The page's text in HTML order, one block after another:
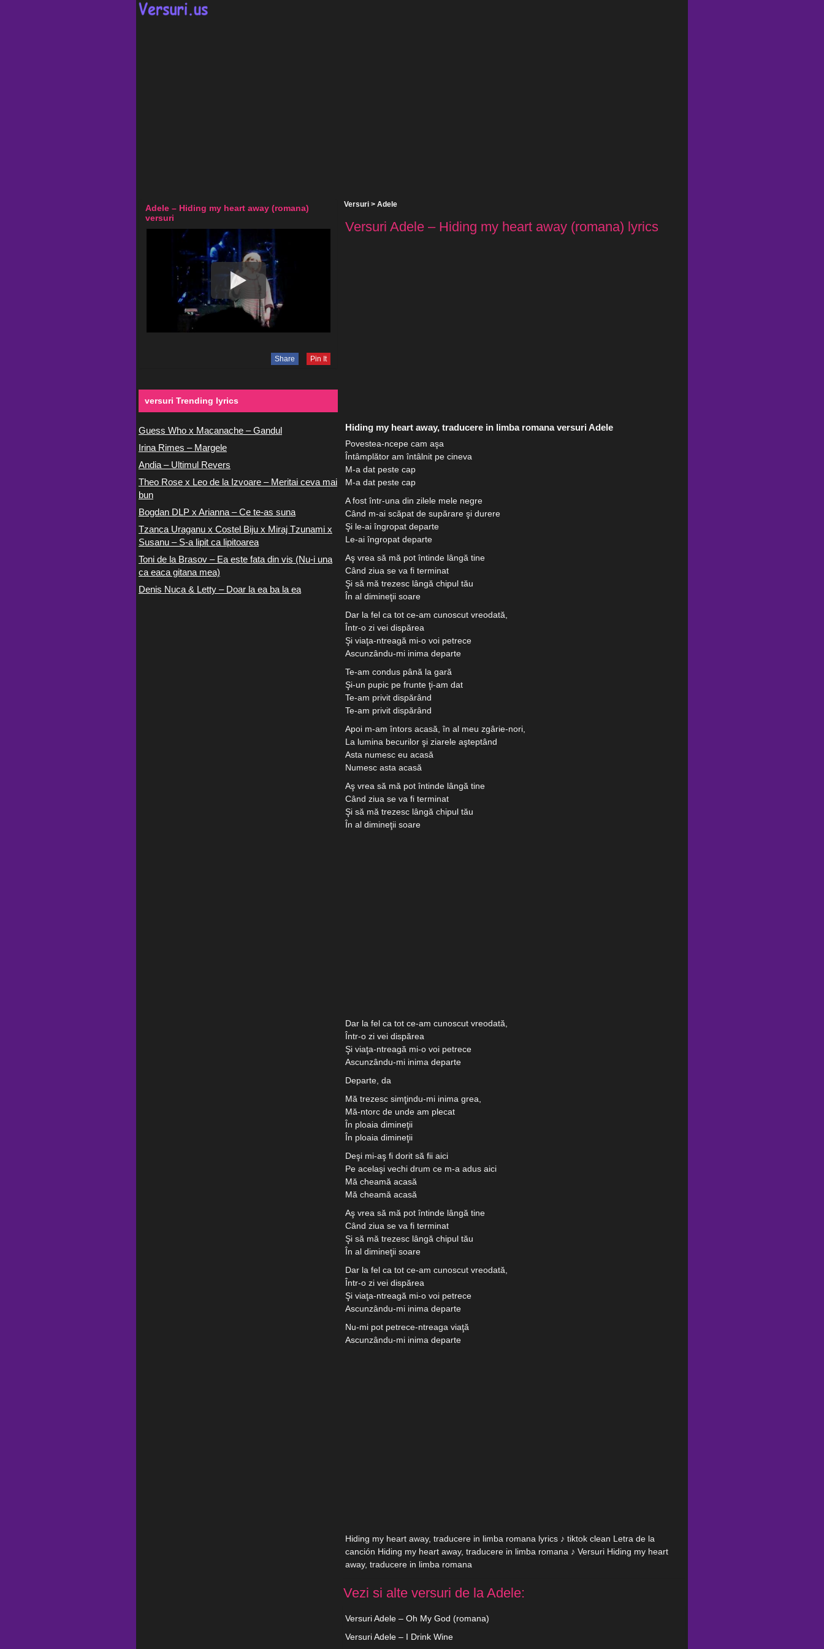
Versuri > Adele
Versuri Adele – Hiding my heart away (romana) lyrics
Hiding my heart away, traducere in limba romana versuri Adele
Povestea-ncepe cam aşa
Întâmplător am întâlnit pe cineva
M-a dat peste cap
M-a dat peste cap
A fost într-una din zilele mele negre
Când m-ai scăpat de supărare şi durere
Şi le-ai îngropat departe
Le-ai îngropat departe
Aş vrea să mă pot întinde lângă tine
Când ziua se va fi terminat
Şi să mă trezesc lângă chipul tău
În al dimineţii soare
Dar la fel ca tot ce-am cunoscut vreodată,
Într-o zi vei dispărea
Şi viaţa-ntreagă mi-o voi petrece
Ascunzându-mi inima departe
Te-am condus până la gară
Şi-un pupic pe frunte ţi-am dat
Te-am privit dispărând
Te-am privit dispărând
Apoi m-am întors acasă, în al meu zgârie-nori,
La lumina becurilor şi ziarele aşteptând
Asta numesc eu acasă
Numesc asta acasă
Aş vrea să mă pot întinde lângă tine
Când ziua se va fi terminat
Şi să mă trezesc lângă chipul tău
În al dimineţii soare
Dar la fel ca tot ce-am cunoscut vreodată,
Într-o zi vei dispărea
Şi viaţa-ntreagă mi-o voi petrece
Ascunzându-mi inima departe
Departe, da
Mă trezesc simţindu-mi inima grea,
Mă-ntorc de unde am plecat
În ploaia dimineţii
În ploaia dimineţii
Deşi mi-aş fi dorit să fii aici
Pe acelaşi vechi drum ce m-a adus aici
Mă cheamă acasă
Mă cheamă acasă
Aş vrea să mă pot întinde lângă tine
Când ziua se va fi terminat
Şi să mă trezesc lângă chipul tău
În al dimineţii soare
Dar la fel ca tot ce-am cunoscut vreodată,
Într-o zi vei dispărea
Şi viaţa-ntreagă mi-o voi petrece
Ascunzându-mi inima departe
Nu-mi pot petrece-ntreaga viaţă
Ascunzându-mi inima departe
Hiding my heart away, traducere in limba romana lyrics ♪ tiktok clean Letra de la
canción Hiding my heart away, traducere in limba romana ♪ Versuri Hiding my heart
away, traducere in limba romana
Vezi si alte versuri de la Adele:
Versuri Adele – Oh My God (romana)
Versuri Adele – I Drink Wine
Adele – Hiding my heart away (romana)
versuri
Share Pin It
versuri Trending lyrics
Guess Who x Macanache – Gandul
Irina Rimes – Margele
Andia – Ultimul Revers
Theo Rose x Leo de la Izvoare – Meritai ceva mai
bun
Bogdan DLP x Arianna – Ce te-as suna
Tzanca Uraganu x Costel Biju x Miraj Tzunami x
Susanu – S-a lipit ca lipitoarea
Toni de la Brasov – Ea este fata din vis (Nu-i una
ca eaca gitana mea)
Denis Nuca & Letty – Doar la ea ba la ea